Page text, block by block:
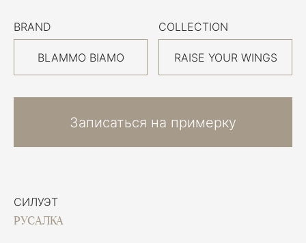
СИЛУЭТ
РУСАЛКА
BRAND
BLAMMO BIAMO
COLLECTION
RAISE YOUR WINGS
Записаться на примерку